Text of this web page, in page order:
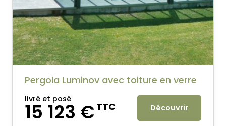
Pergola Luminov avec toiture en verre
livré et posé
15 123 €TTC Découvrir